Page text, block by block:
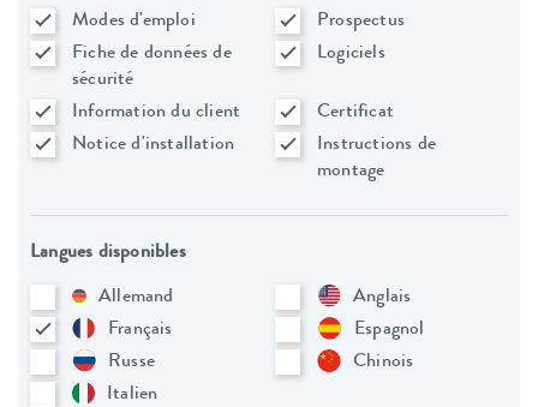
Modes d'emploi
Prospectus
Fiche de données de
sécurité
Logiciels
Information du client
Certificat
Notice d'installation
Instructions de
montage
Langues disponibles
Allemand
Anglais
Français
Espagnol
Russe
Chinois
Italien